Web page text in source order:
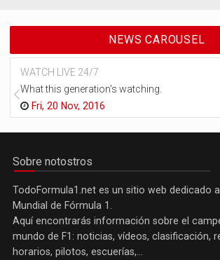
NEWS CAROUSEL
WATCH LIVE 24/7
What this generation's watching.
Fri, 20 Nov, 2016
Sobre notostros
TodoFormula1.net es un sitio web dedicado
Mundial de Fórmula 1.
Aquí encontrarás información sobre el
mundo de F1: noticias, vídeos, clasificación,
horarios, pilotos, escuerías,...